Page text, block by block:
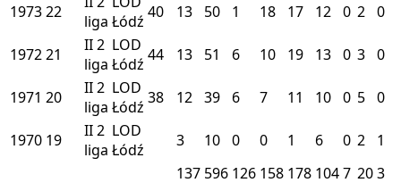
197322
liga Łódź 40 13 50 1 18 17 12 0 2 0
197221 II2
liga
LOD
Łódź 44 13 51 6 10 19 13 0 3 0
1971 20 II2
liga
LOD
Łódź 38 12 39 6 7 11 10 0 5 0
1970 19 II2
liga
LOD
Łódź
3 10 0 0 1 6 0 2
1
137 596 126 158 178 1047 203